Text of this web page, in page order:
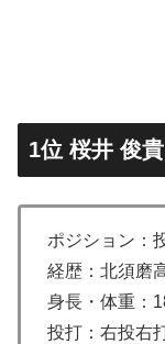
1位 桜井 俊
ポジション：
経歴：北須磨
身長・体重：
投打：右投右